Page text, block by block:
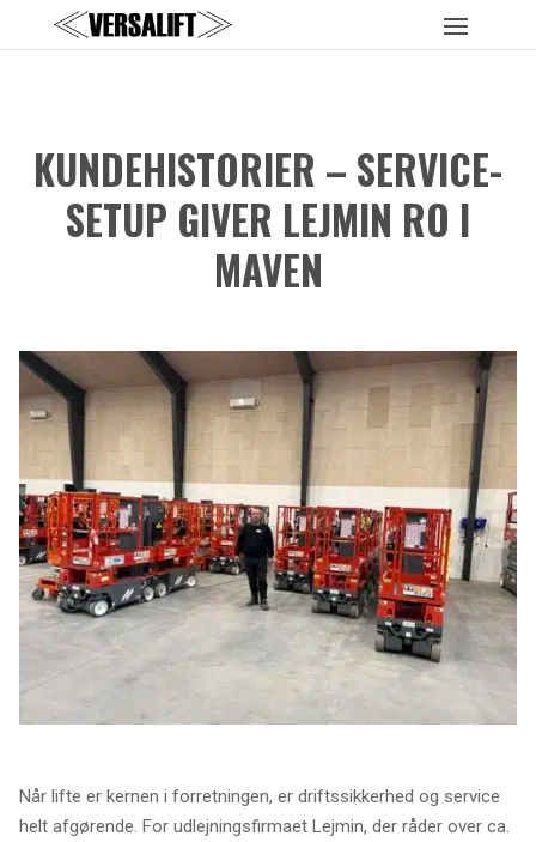
KUNDEHISTORIER – SERVICE-
SETUP GIVER LEJMIN RO I
MAVEN
Når lifte er kernen i forretningen, er driftssikkerhed og service
helt afgørende. For udlejningsfirmaet Lejmin, der råder over ca.